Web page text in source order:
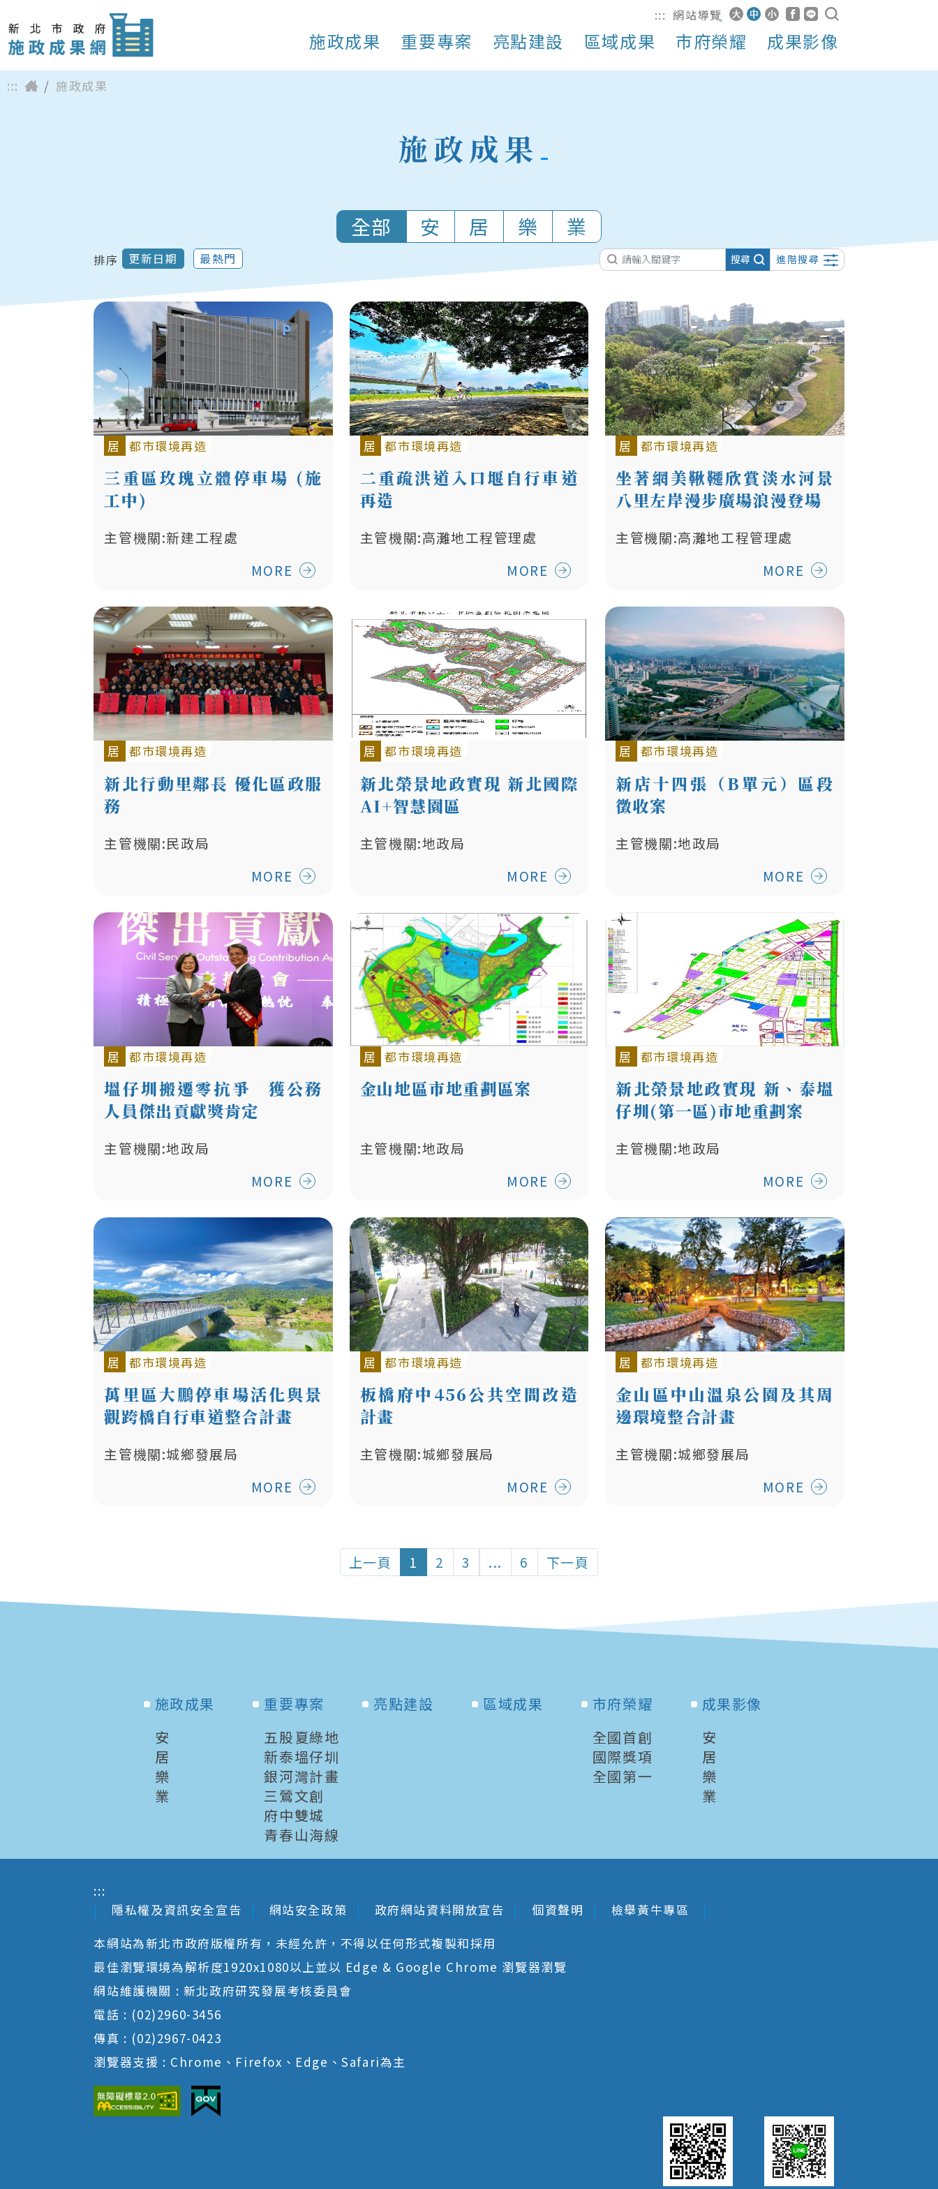
::: 網站導覽
施政成果 重要專案 亮點建設 區域成果 市府榮耀 成果影像
::: 施政成果
施政成果
全部 安 居 樂 業
排序 更新日期 最熱門 搜尋 進階搜尋
居 都市環境再造
三重區玫瑰立體停車場 (施
工中)
主管機關:新建工程處
MORE
居 都市環境再造
二重疏洪道入口堰自行車道
再造
主管機關:高灘地工程管理處
MORE
居 都市環境再造
坐著網美鞦韆欣賞淡水河景
八里左岸漫步廣場浪漫登場
主管機關:高灘地工程管理處
MORE
居 都市環境再造
新北行動里鄰長 優化區政服
務
主管機關:民政局
MORE
居 都市環境再造
新北榮景地政實現 新北國際
AI+智慧園區
主管機關:地政局
MORE
居 都市環境再造
新店十四張（B單元）區段
徵收案
主管機關:地政局
MORE
居 都市環境再造
塭仔圳搬遷零抗爭 獲公務
人員傑出貢獻獎肯定
主管機關:地政局
MORE
居 都市環境再造
金山地區市地重劃區案
主管機關:地政局
MORE
居 都市環境再造
新北榮景地政實現 新、泰塭
仔圳(第一區)市地重劃案
主管機關:地政局
MORE
居 都市環境再造
萬里區大鵬停車場活化與景
觀跨橋自行車道整合計畫
主管機關:城鄉發展局
MORE
居 都市環境再造
板橋府中456公共空間改造
計畫
主管機關:城鄉發展局
MORE
居 都市環境再造
金山區中山溫泉公園及其周
邊環境整合計畫
主管機關:城鄉發展局
MORE
上一頁 1 2 3 ... 6 下一頁
施政成果
安
居
樂
業
重要專案
五股夏綠地
新泰塭仔圳
銀河灣計畫
三鶯文創
府中雙城
青春山海線
亮點建設 區域成果
市府榮耀
全國首創
國際獎項
全國第一
成果影像
安
居
樂
業
:::
隱私權及資訊安全宣告
網站安全政策 政府網站資料開放宣告 個資聲明
檢舉黃牛專區
本網站為新北市政府版權所有，未經允許，不得以任何形式複製和採用
最佳瀏覽環境為解析度1920x1080以上並以 Edge & Google Chrome 瀏覽器瀏覽
網站維護機關 : 新北政府研究發展考核委員會
電話 : (02)2960-3456
傳真 : (02)2967-0423
瀏覽器支援 : Chrome、Firefox、Edge、Safari為主